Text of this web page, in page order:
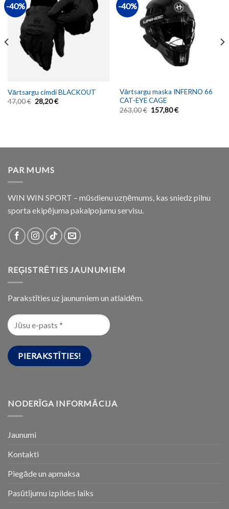
-40%
Vārtsargu cimdi BLACKOUT
47,00€ 28,20€
-40%
Vārtsargu maska INFERNO 66
CAT-EYE CAGE
263,00€ 157,80€
PAR MUMS
WIN WIN SPORT – mūsdienu uzņēmums, kas sniedz pilnu
sporta ekipējuma pakalpojumu servisu.
REĢISTRĒTIES JAUNUMIEM
Parakstīties uz jaunumiem un atlaidēm.
NODERĪGA INFORMĀCIJA
Jaunumi
Kontakti
Piegāde un apmaksa
Pasūtījumu izpildes laiks